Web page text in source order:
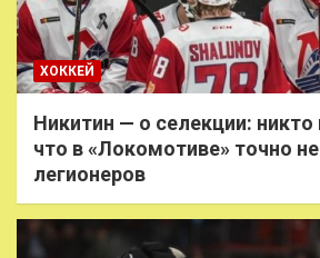
ХОККЕЙ
Никитин — о селекции: никто
что в «Локомотиве» точно
легионеров